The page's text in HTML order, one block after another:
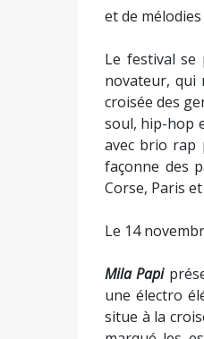
dans les bars
Jeanne
jeune artiste
et le rock.
Brassenset
moderne.
premières
Le festival
tranches de
s’entrelacent.
A Fabrica,